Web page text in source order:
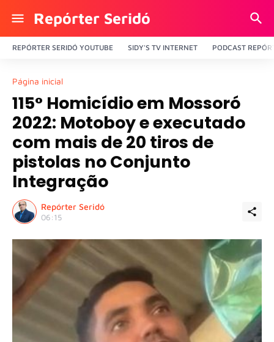
Repórter Seridó
REPÓRTER SERIDÓ YOUTUBE SIDY'S TV INTERNET PODCAST
Página inicial
115° Homicídio em Mossoró
2022: Motoboy e executado
com mais de 20 tiros de
pistolas no Conjunto
Integração
Repórter Seridó
06:15